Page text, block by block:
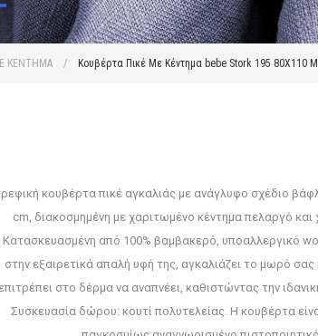
ΚΕΝΤΗΜΑ / Κουβέρτα Πικέ Με Κέντημα bebe Stork 195 80X110
κουβέρτα πικέ αγκαλιάς με ανάγλυφο σχέδιο
cm, διακοσμημένη με χαριτωμένο κέντημα πελαργό
Κατασκευασμένη από 100% βαμβακερό, υποαλλεργικό
στην εξαιρετικά απαλή υφή της, αγκαλιάζει το μωρό
επιτρέπει στο δέρμα να αναπνέει, καθιστώντας την
Συσκευασία δώρου: κουτί πολυτελείας. Η κουβέρτα